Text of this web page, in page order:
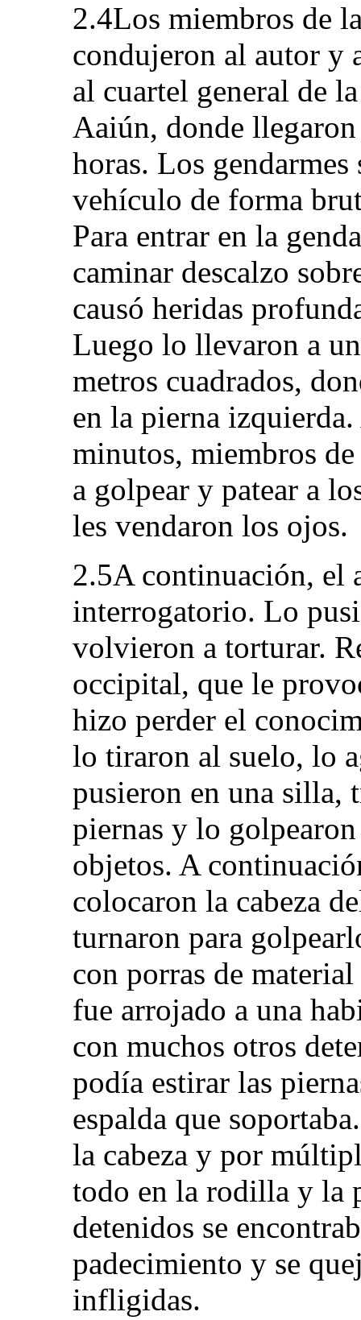
2.4Los miembros de
condujeron al autor y
al cuartel general de
Aaiún, donde
horas. Los
vehículo de forma
Para entrar en la
caminar descalzo
causó heridas
Luego lo llevaron a
metros cuadrados,
en la pierna
minutos, miembros
a golpear y patear a
les vendaron los ojos.
2.5A continuación, el
interrogatorio. Lo
volvieron a torturar.
occipital, que le
hizo perder el
lo tiraron al suelo, lo
pusieron en una silla,
piernas y lo
objetos. A
colocaron la cabeza
turnaron para
con porras de
fue arrojado a una
con muchos otros
podía estirar las
espalda que
la cabeza y por
todo en la rodilla y la
detenidos se
padecimiento y se
infligidas.